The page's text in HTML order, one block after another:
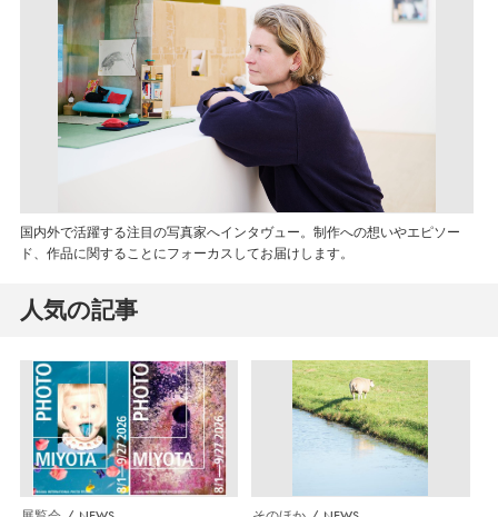
国内外で活躍する注目の写真家へインタヴュー。制作への想いやエピソー
ド、作品に関することにフォーカスしてお届けします。
人気の記事